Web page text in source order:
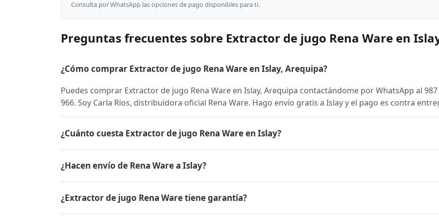
Consulta por WhatsApp las opciones de pago disponibles para ti.
Preguntas frecuentes sobre Extractor de jugo Rena Ware en
¿Cómo comprar Extractor de jugo Rena Ware en Islay, Arequipa?
Puedes comprar Extractor de jugo Rena Ware en Islay, Arequipa contactándome por WhatsApp al 987
966. Soy Carla Rios, distribuidora oficial Rena Ware. Hago envío gratis a Islay y el pago es contra
¿Cuánto cuesta Extractor de jugo Rena Ware en Islay?
conocer el precio actual, promociones disponibles y facilidades de pago en cuotas desde el 10% de
¿Hacen envío de Rena Ware a Islay?
contra entrega.
¿Extractor de jugo Rena Ware tiene garantía?